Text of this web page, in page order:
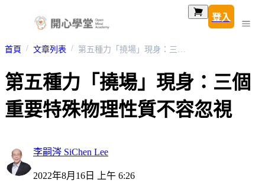
登入
首頁 文章列表 第五種力「撓場」現身：三個重要特殊物理性質不容忽視
第五種力「撓場」現身：三個
重要特殊物理性質不容忽視
李嗣涔 SiChen Lee
2022年8月16日 上午 6:26